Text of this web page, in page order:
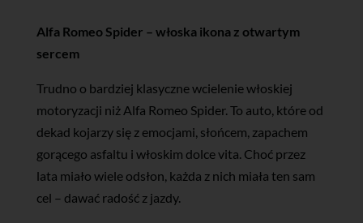
Alfa Romeo Spider – włoska ikona z otwartym
sercem
Trudno o bardziej klasyczne wcielenie włoskiej
motoryzacji niż Alfa Romeo Spider. To auto, które od
dekad kojarzy się z emocjami, słońcem, zapachem
gorącego asfaltu i włoskim dolce vita. Choć przez
lata miało wiele odsłon, każda z nich miała ten sam
cel – dawać radość z jazdy.